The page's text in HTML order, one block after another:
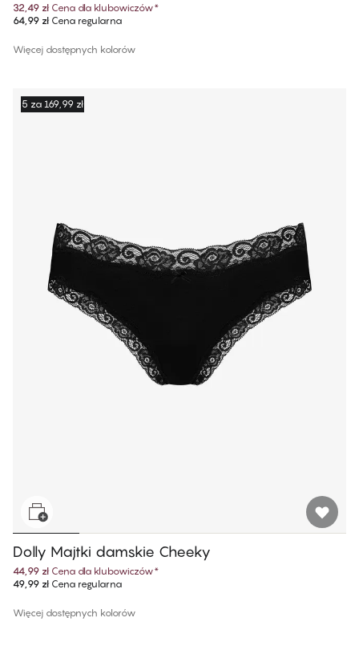
32,49 zł Cena dla klubowiczów*
64,99 złCena regularna
Więcej dostępnych kolorów
5 za 169,99 zł
Dolly Majtki damskie Cheeky
44,99 zł Cena dla klubowiczów*
49,99 złCena regularna
Więcej dostępnych kolorów